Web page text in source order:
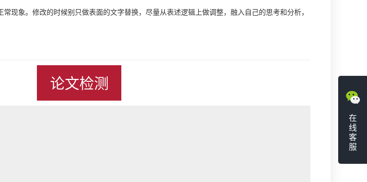
现象。修改的时候别只做表面的文字替换，尽量从表述逻辑上做调整，融入自己的思考和分析，
论文检测
在
线
客
服